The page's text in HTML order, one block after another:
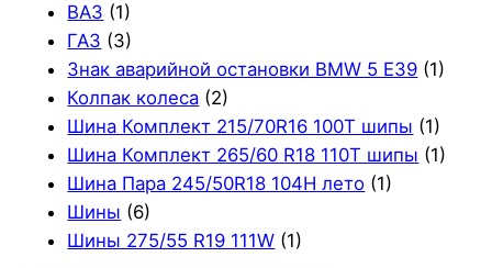
ВАЗ (1)
ГАЗ (3)
Знак аварийной остановки BMW 5 E39 (1)
Колпак колеса (2)
Шина Комплект 215/70R16 100T шипы (1)
Шина Комплект 265/60 R18 110T шипы (1)
Шина Пара 245/50R18 104H лето (1)
Шины (6)
Шины 275/55 R19 111W (1)